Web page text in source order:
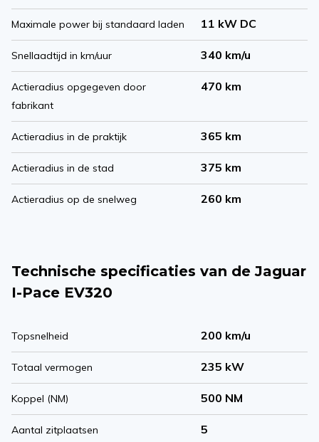
Maximale power bij standaard laden 11 kW DC
Snellaadtijd in km/uur 340 km/u
Actieradius opgegeven door
fabrikant
470 km
Actieradius in de praktijk 365 km
Actieradius in de stad 375 km
Actieradius op de snelweg 260 km
Technische specificaties van de Jaguar
I-Pace EV320
Topsnelheid 200 km/u
Totaal vermogen 235 kW
Koppel (NM) 500 NM
Aantal zitplaatsen 5